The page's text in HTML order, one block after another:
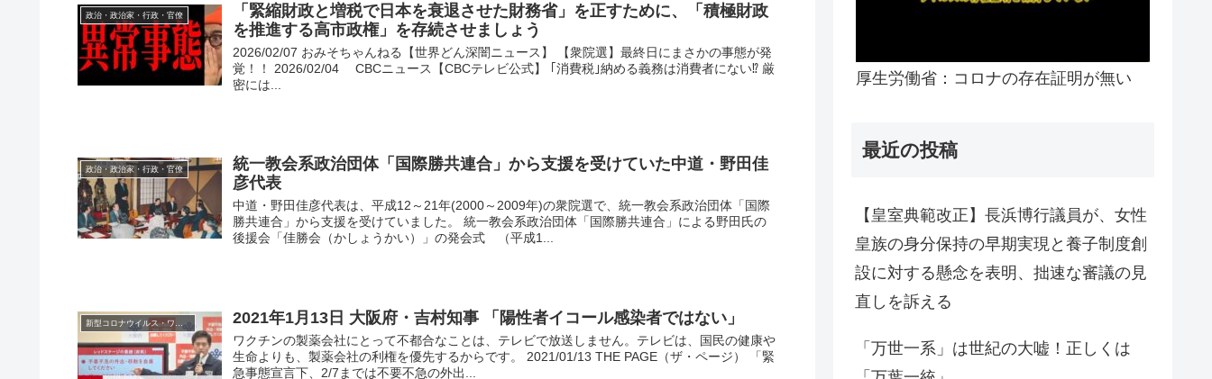
政治・政治家・行政・官僚
「緊縮財政と増税で日本を衰退させた財務省」を正すために、「積極財政
を推進する高市政権」を存続させましょう
2026/02/07 おみそちゃんねる【世界どん深闇ニュース】 【衆院選】最終日にまさかの事態が発
覚！！ 2026/02/04 CBCニュース【CBCテレビ公式】 ｢消費税｣納める義務は消費者にない⁉ 厳
密には...
政治・政治家・行政・官僚
統一教会系政治団体「国際勝共連合」から支援を受けていた中道・野田佳
彦代表
中道・野田佳彦代表は、平成12～21年(2000～2009年)の衆院選で、統一教会系政治団体「国際
勝共連合」から支援を受けていました。 統一教会系政治団体「国際勝共連合」による野田氏の
後援会「佳勝会（かしょうかい）」の発会式 （平成1...
2021年1月13日 大阪府・吉村知事 「陽性者イコール感染者ではない」
ワクチンの製薬会社にとって不都合なことは、テレビで放送しません。テレビは、国民の健康や
生命よりも、製薬会社の利権を優先するからです。 2021/01/13 THE PAGE（ザ・ページ） 「緊
急事態宣言下、2/7までは不要不急の外出...
厚生労働省：コロナの存在証明が無い
最近の投稿
【皇室典範改正】長浜博行議員が、女性
皇族の身分保持の早期実現と養子制度創
設に対する懸念を表明、拙速な審議の見
直しを訴える
「万世一系」は世紀の大嘘！正しくは